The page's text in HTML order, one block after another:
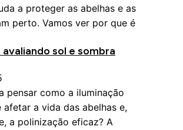
a proteger as abelhas e as
perto. Vamos ver por que é
sol e sombra
pensar como a iluminação
a vida das abelhas e,
a polinização eficaz? A